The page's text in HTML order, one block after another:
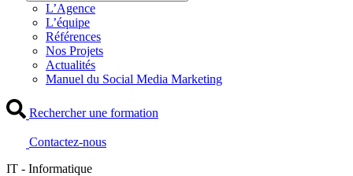
L’Agence
L’équipe
Références
Nos Projets
Actualités
Manuel du Social Media Marketing
Rechercher une formation
Contactez-nous
IT - Informatique